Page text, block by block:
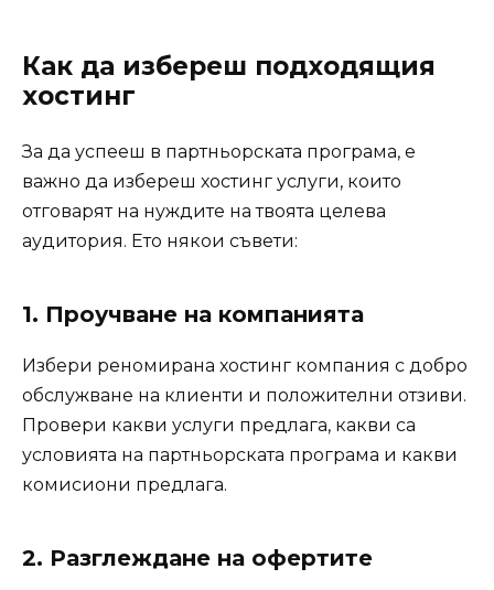
Как да избереш подходящия
хостинг
За да успееш в партньорската програма, е
важно да избереш хостинг услуги, които
отговарят на нуждите на твоята целева
аудитория. Ето някои съвети:
1. Проучване на компанията
Избери реномирана хостинг компания с добро
обслужване на клиенти и положителни отзиви.
Провери какви услуги предлага, какви са
условията на партньорската програма и какви
комисиони предлага.
2. Разглеждане на офертите